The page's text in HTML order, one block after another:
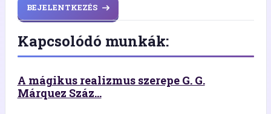
BEJELENTKEZÉS
Kapcsolódó munkák:
A mágikus realizmus szerepe G. G.
Márquez Száz...